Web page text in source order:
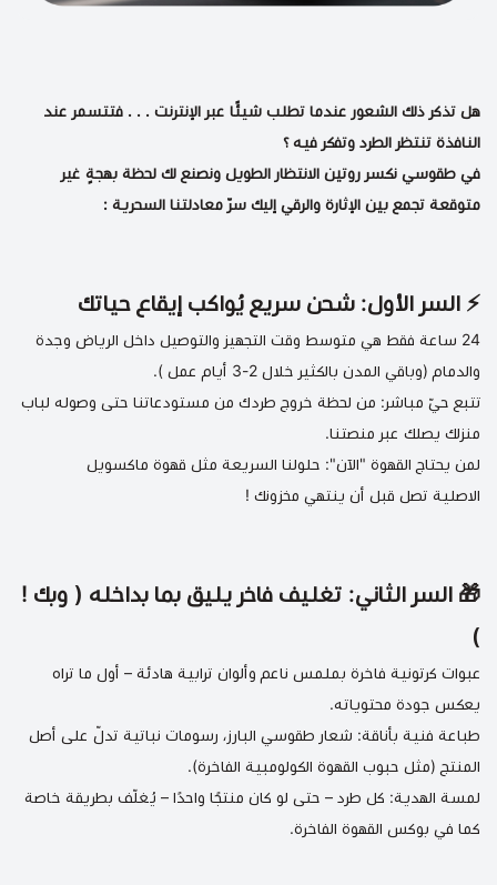
هل تذكر ذلك الشعور عندما تطلب شيئًا عبر الإنترنت . . . فتتسمر عند
النافذة تنتظر الطرد وتفكر فيه ؟
في طقوسي نكسر روتين الانتظار الطويل ونصنع لك لحظة بهجةٍ غير
متوقعة تجمع بين الإثارة والرقي إليك سرّ معادلتنا السحرية :
⚡️ السر الأول: شحن سريع يُواكب إيقاع حياتك
24 ساعة فقط هي متوسط وقت التجهيز والتوصيل داخل الرياض وجدة
والدمام (وباقي المدن بالكثير خلال 2-3 أيام عمل ).
تتبع حيّ مباشر: من لحظة خروج طردك من مستودعاتنا حتى وصوله لباب
منزلك يصلك عبر منصتنا.
لمن يحتاج القهوة "الآن": حلولنا السريعة مثل قهوة ماكسويل
الاصلية تصل قبل أن ينتهي مخزونك !
🎁 السر الثاني: تغليف فاخر يليق بما بداخله ( وبك !
)
عبوات كرتونية فاخرة بملمس ناعم وألوان ترابية هادئة – أول ما تراه
يعكس جودة محتوياته.
طباعة فنية بأناقة: شعار طقوسي البارز، رسومات نباتية تدلّ على أصل
المنتج (مثل حبوب القهوة الكولومبية الفاخرة).
لمسة الهدية: كل طرد – حتى لو كان منتجًا واحدًا – يُغلّف بطريقة خاصة
كما في بوكس القهوة الفاخرة